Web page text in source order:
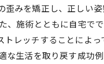
みを矯正し、正しい
、施術とともに自宅で
レッチすることによ
な生活を取り戻す成功